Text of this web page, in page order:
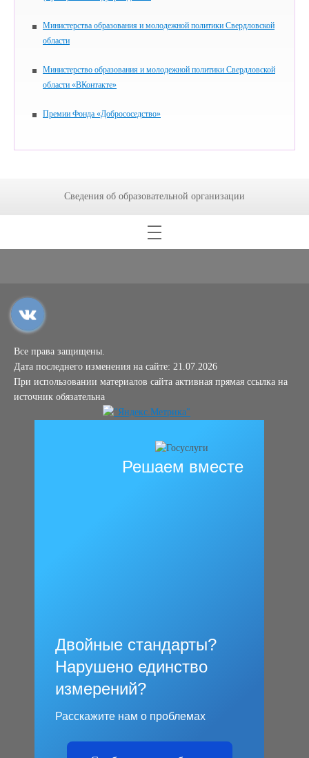
Министерства образования и молодежной политики Свердловской
области
Министерство образования и молодежной политики Свердловской
области «ВКонтакте»
Премии Фонда «Добрососедство»
Сведения об образовательной организации
Все права защищены.
Дата последнего изменения на сайте: 21.07.2026
При использовании материалов сайта активная прямая ссылка на
источник обязательна
Решаем вместе
Двойные стандарты?
Нарушено единство
измерений?
Расскажите нам о проблемах